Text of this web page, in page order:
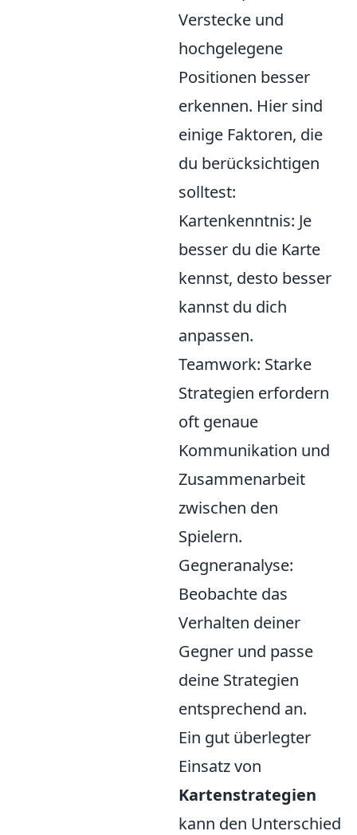
Verstecke und
hochgelegene
Positionen besser
erkennen. Hier sind
einige Faktoren, die
du berücksichtigen
solltest:
Kartenkenntnis: Je
besser du die Karte
kennst, desto besser
kannst du dich
anpassen.
Teamwork: Starke
Strategien erfordern
oft genaue
Kommunikation und
Zusammenarbeit
zwischen den
Spielern.
Gegneranalyse:
Beobachte das
Verhalten deiner
Gegner und passe
deine Strategien
entsprechend an.
Ein gut überlegter
Einsatz von
Kartenstrategien
kann den Unterschied